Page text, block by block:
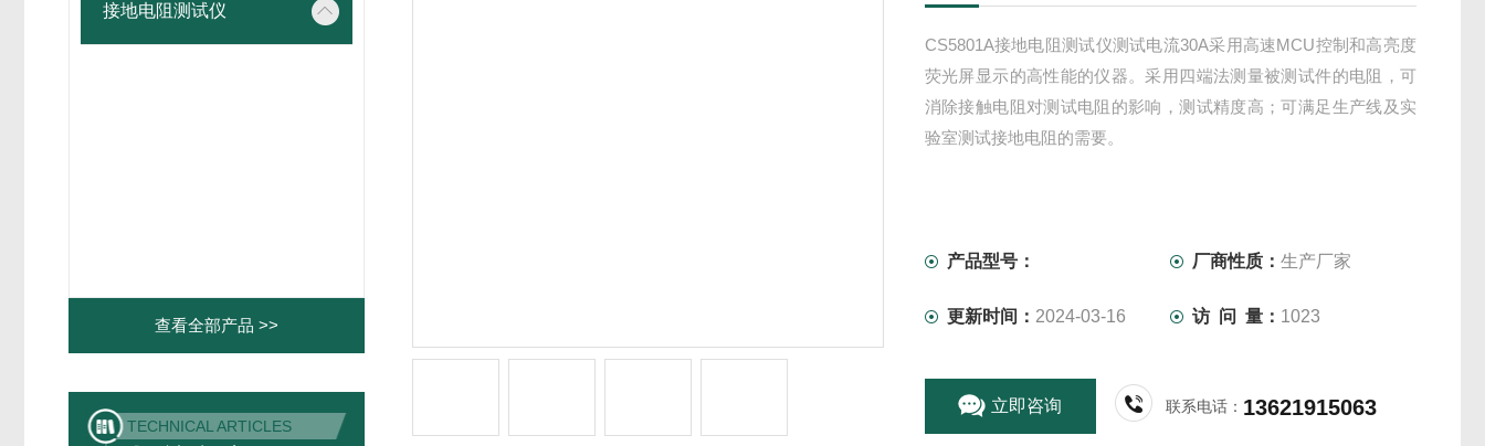
接地电阻测试仪
查看全部产品 >>
TECHNICAL ARTICLES
CS5801A接地电阻测试仪测试电流30A采用高速MCU控制和高亮度
荧光屏显示的高性能的仪器。采用四端法测量被测试件的电阻，可
消除接触电阻对测试电阻的影响，测试精度高；可满足生产线及实
验室测试接地电阻的需要。
产品型号： 厂商性质：生产厂家
更新时间： 2024-03-16 访 问 量： 1023
立即咨询 联系电话： 13621915063